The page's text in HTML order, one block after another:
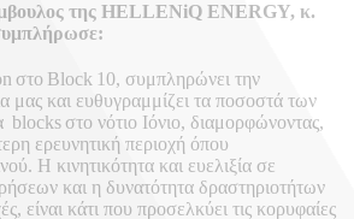
της HELLENiQ ENERGY, κ.
στο Block 10, συμπληρώνει την
μας και ευθυγραμμίζει τα ποσοστά των
blocks στο νότιο Ιόνιο, διαμορφώνοντας,
ερευνητική περιοχή όπου
Η κινητικότητα και ευελιξία σε
και η δυνατότητα δραστηριοτήτων
είναι κάτι που προσελκύει τις κορυφαίες